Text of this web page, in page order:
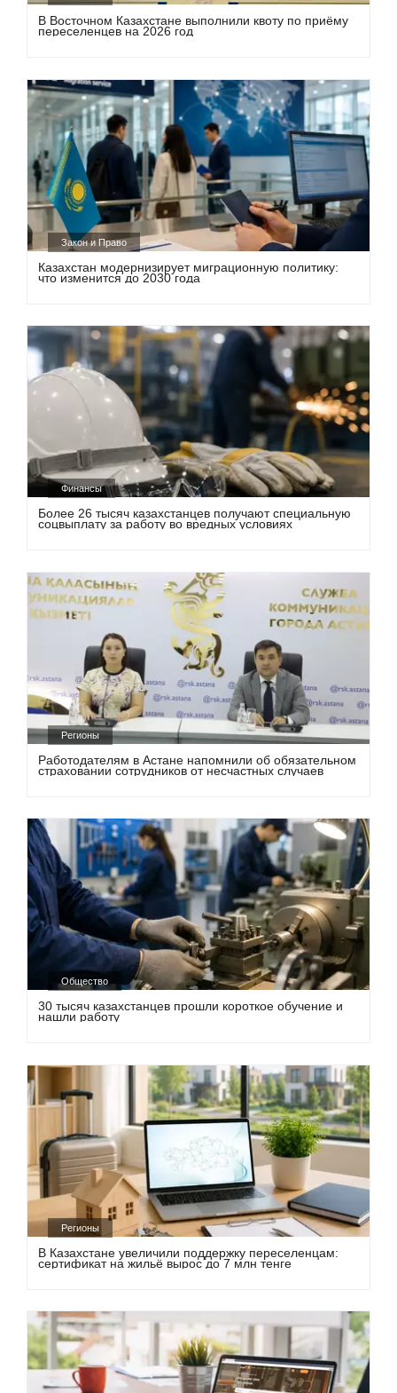
В Восточном Казахстане выполнили квоту по приёму
переселенцев на 2026 год
Закон и Право
Казахстан модернизирует миграционную политику:
что изменится до 2030 года
Финансы
Более 26 тысяч казахстанцев получают специальную
соцвыплату за работу во вредных условиях
Регионы
Работодателям в Астане напомнили об обязательном
страховании сотрудников от несчастных случаев
Общество
30 тысяч казахстанцев прошли короткое обучение и
нашли работу
Регионы
В Казахстане увеличили поддержку переселенцам:
сертификат на жильё вырос до 7 млн тенге